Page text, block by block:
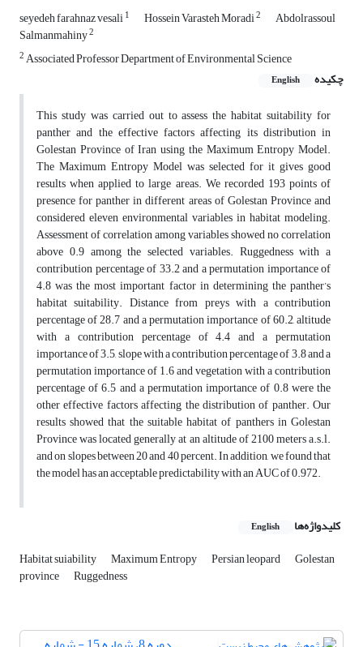
seyedeh farahnaz vesali1 Hossein Varasteh Moradi2 Abdolrassoul
Salmanmahiny2
2Associated Professor Department of Environmental Science
چکیده
English
This study was carried out to assess the habitat suitability for
panther and the effective factors affecting its distribution in
Golestan Province of Iran using the Maximum Entropy Model.
The Maximum Entropy Model was selected for it gives good
results when applied to large areas. We recorded 193 points of
presence for panther in different areas of Golestan Province and
considered eleven environmental variables in habitat modeling.
Assessment of correlation among variables showed no correlation
above 0.9 among the selected variables. Ruggedness with a
contribution percentage of 33.2 and a permutation importance of
4.8 was the most important factor in determining the panther’s
habitat suitability. Distance from preys with a contribution
percentage of 28.7 and a permutation importance of 60.2, altitude
with a contribution percentage of 4.4 and a permutation
importance of 3.5, slope with a contribution percentage of 3.8 and a
permutation importance of 1.6 and vegetation with a contribution
percentage of 6.5 and a permutation importance of 0.8 were the
other effective factors affecting the distribution of panther. Our
results showed that the suitable habitat of panthers in Golestan
Province was located generally at an altitude of 2100 meters a.s.l.
and on slopes between 20 and 40 percent. In addition, we found that
the model has an acceptable predictability with an AUC of 0.972.
کلیدواژه‌ها English
Habitat suiability Maximum Entropy Persian leopard Golestan
province Ruggedness